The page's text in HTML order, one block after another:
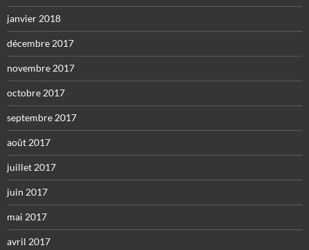
janvier 2018
décembre 2017
novembre 2017
octobre 2017
septembre 2017
août 2017
juillet 2017
juin 2017
mai 2017
avril 2017